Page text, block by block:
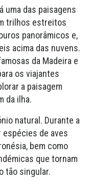
uma das paisagens
trilhos estreitos
panorâmicos e,
acima das nuvens.
da Madeira e
os viajantes
a paisagem
da ilha.
natural. Durante a
espécies de aves
bem como
que tornam
tão singular.